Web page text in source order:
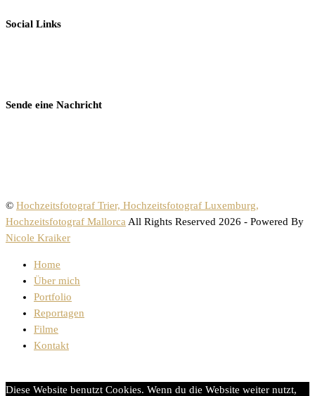
Social Links
Sende eine Nachricht
© Hochzeitsfotograf Trier, Hochzeitsfotograf Luxemburg,
Hochzeitsfotograf Mallorca All Rights Reserved 2026 - Powered By
Nicole Kraiker
Home
Über mich
Portfolio
Reportagen
Filme
Kontakt
Diese Website benutzt Cookies. Wenn du die Website weiter nutzt,